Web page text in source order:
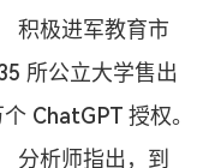
积极进军教育市
所公立大学售出
ChatGPT 授权。
分析师指出，到